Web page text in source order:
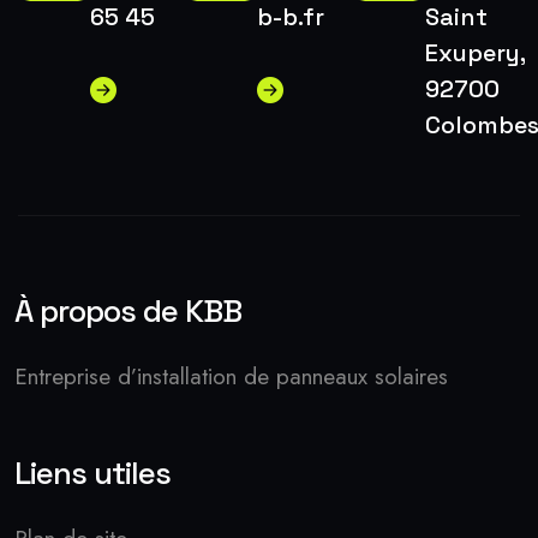
65 45
b-b.fr
Saint
Exupery,
92700
Colombes
À propos de KBB
Entreprise d’installation de panneaux solaires
Liens utiles